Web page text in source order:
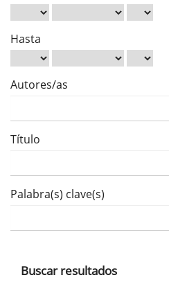
Hasta
Autores/as
Título
Palabra(s) clave(s)
Buscar resultados